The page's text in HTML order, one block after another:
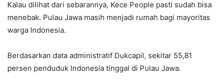
Kalau dilihat dari sebarannya, Kece People pasti sudah bisa
menebak. Pulau Jawa masih menjadi rumah bagi mayoritas
warga Indonesia.
Berdasarkan data administratif Dukcapil, sekitar 55,81
persen penduduk Indonesia tinggal di Pulau Jawa.